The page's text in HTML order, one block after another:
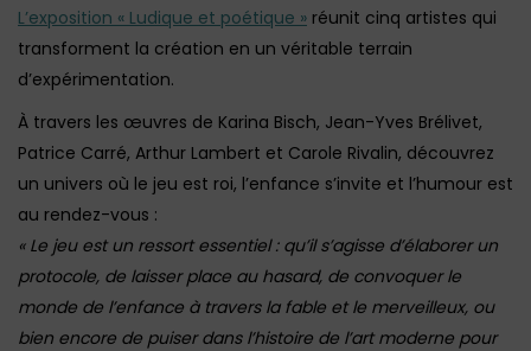
L’exposition « Ludique et poétique » réunit cinq artistes qui
transforment la création en un véritable terrain
d’expérimentation.
À travers les œuvres de Karina Bisch, Jean-Yves Brélivet,
Patrice Carré, Arthur Lambert et Carole Rivalin, découvrez
un univers où le jeu est roi, l’enfance s’invite et l’humour est
au rendez-vous :
« Le jeu est un ressort essentiel : qu’il s’agisse d’élaborer un
protocole, de laisser place au hasard, de convoquer le
monde de l’enfance à travers la fable et le merveilleux, ou
bien encore de puiser dans l’histoire de l’art moderne pour